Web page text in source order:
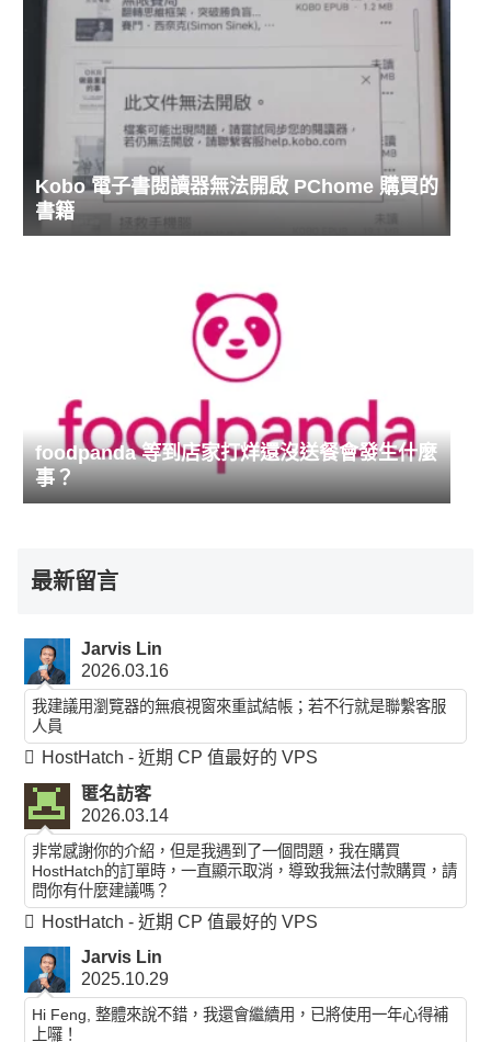
Kobo 電子書閱讀器無法開啟 PChome 購買的
書籍
foodpanda 等到店家打烊還沒送餐會發生什麼
事？
最新留言
Jarvis Lin
2026.03.16
我建議用瀏覽器的無痕視窗來重試結帳；若不行就是聯繫客服
人員
HostHatch - 近期 CP 值最好的 VPS
匿名訪客
2026.03.14
非常感謝你的介紹，但是我遇到了一個問題，我在購買
HostHatch的訂單時，一直顯示取消，導致我無法付款購買，請
問你有什麼建議嗎？
HostHatch - 近期 CP 值最好的 VPS
Jarvis Lin
2025.10.29
Hi Feng, 整體來說不錯，我還會繼續用，已將使用一年心得補
上囉！